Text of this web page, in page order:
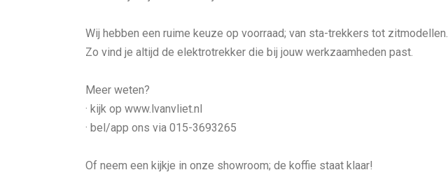
Wij hebben een ruime keuze op voorraad; van sta-trekkers tot zitmodellen.
Zo vind je altijd de elektrotrekker die bij jouw werkzaamheden past.
Meer weten?
· kijk op www.lvanvliet.nl
· bel/app ons via 015-3693265
Of neem een kijkje in onze showroom; de koffie staat klaar!